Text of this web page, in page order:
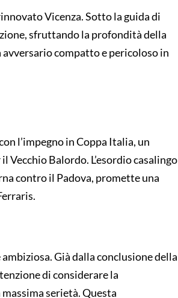
Vicenza. Sotto la guida di
sfruttando la profondità della
compatto e pericoloso in
l’impegno in Coppa Italia, un
Balordo. L’esordio casalingo
contro il Padova, promette una
Già dalla conclusione della
di considerare la
serietà. Questa